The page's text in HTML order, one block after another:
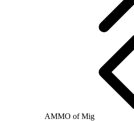
AMMO of Mig